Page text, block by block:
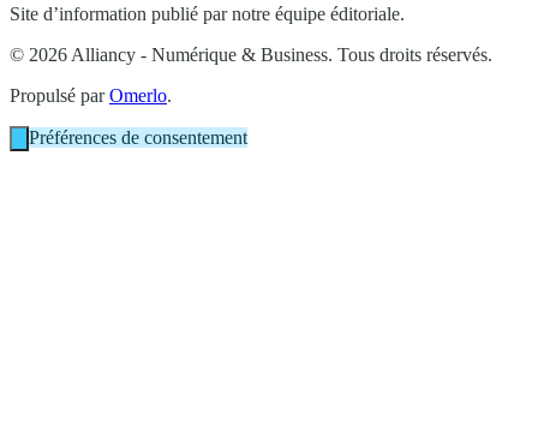
Site d’information publié par notre équipe éditoriale.
© 2026 Alliancy - Numérique & Business. Tous droits réservés.
Propulsé parOmerlo.
Préférences de consentement